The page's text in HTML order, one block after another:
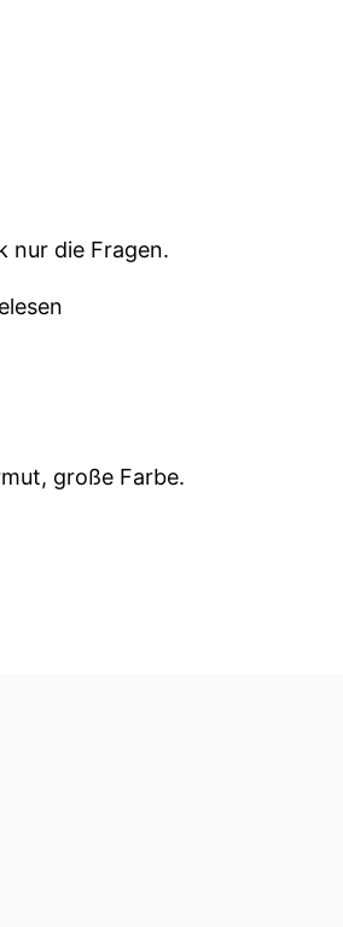
nur die Fragen.
große Farbe.